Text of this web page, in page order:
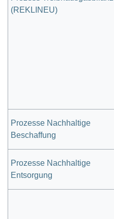
(REKLINEU)
Prozesse Nachhaltige
Beschaffung
Prozesse Nachhaltige
Entsorgung